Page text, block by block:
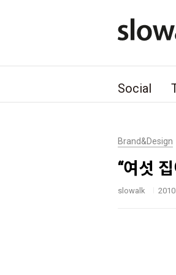
Social
Brand&Design
“여섯
slowalk